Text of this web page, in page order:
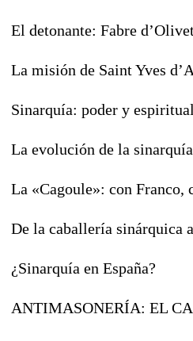
El detonante: Fabre
La misión de Saint Yves
Sinarquía: poder y
La evolución de la sinarquía
La «Cagoule»: con Franco,
De la caballería sinárquica
¿Sinarquía en España?
ANTIMASONERÍA: EL